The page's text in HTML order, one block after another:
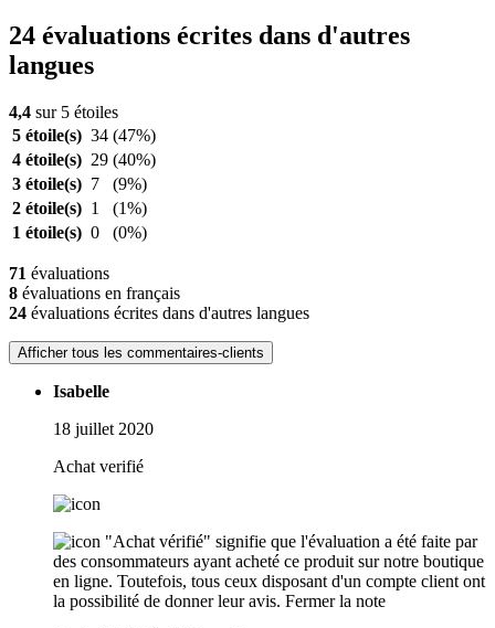
24 évaluations écrites dans d'autres
langues
4,4 sur 5 étoiles
5 étoile(s) 34 (47%)
4 étoile(s) 29 (40%)
3 étoile(s) 7
(9%)
2 étoile(s) 1
(1%)
1 étoile(s) 0 (0%)
71 évaluations
8 évaluations en français
24 évaluations écrites dans d'autres langues
Afficher tous les commentaires-clients
Isabelle
18 juillet 2020
Achat verifié
"Achat vérifié" signifie que l'évaluation a été faite par
des consommateurs ayant acheté ce produit sur notre boutique
en ligne. Toutefois, tous ceux disposant d'un compte client ont
la possibilité de donner leur avis. Fermer la note